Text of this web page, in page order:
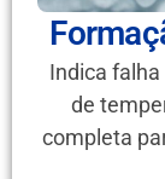
Indica
de
completa